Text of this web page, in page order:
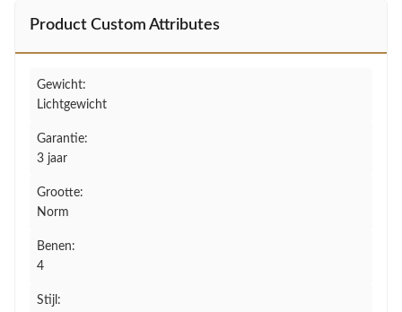
Product Custom Attributes
Gewicht:
Lichtgewicht
Garantie:
3 jaar
Grootte:
Norm
Benen:
4
Stijl: